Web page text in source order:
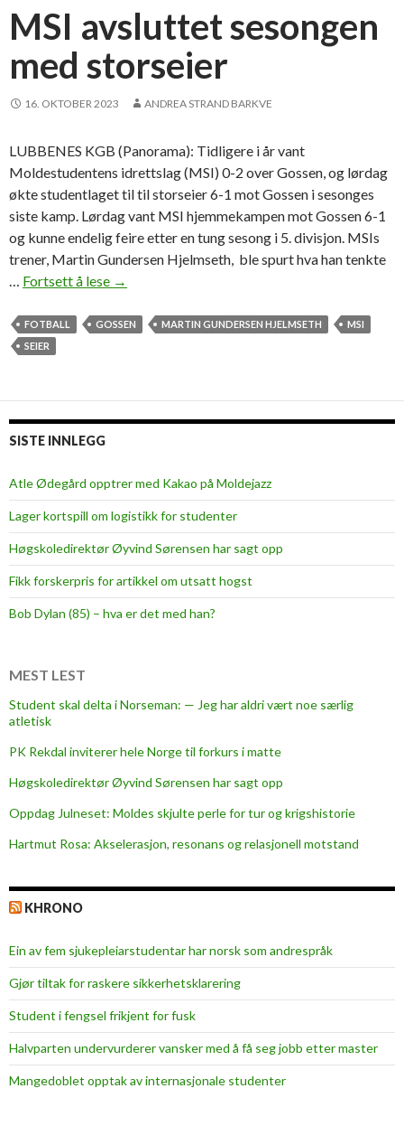
l
a
g
MSI avsluttet sesongen
med storseier
16. OKTOBER 2023 ANDREA STRAND BARKVE
LUBBENES KGB (Panorama): Tidligere i år vant
Moldestudentens idrettslag (MSI) 0-2 over Gossen, og lørdag
økte studentlaget til til storseier 6-1 mot Gossen i sesonges
siste kamp. Lørdag vant MSI hjemmekampen mot Gossen 6-1
og kunne endelig feire etter en tung sesong i 5. divisjon. MSIs
trener, Martin Gundersen Hjelmseth, ble spurt hva han tenkte
… Fortsett å lese M
I
t
e
t
s
e
s
m
d
s
o
r
e
r
→
FOTBALL GOSSEN MARTIN GUNDERSEN HJELMSETH
MSI
SEIER
SISTE INNLEGG
Atle Ødegård opptrer med Kakao på Moldejazz
Lager kortspill om logistikk for studenter
Høgskoledirektør Øyvind Sørensen har sagt opp
Fikk forskerpris for artikkel om utsatt hogst
Bob Dylan (85) – hva er det med han?
MEST LEST
Student skal delta i Norseman: — Jeg har aldri vært noe særlig
atletisk
PK Rekdal inviterer hele Norge til forkurs i matte
Høgskoledirektør Øyvind Sørensen har sagt opp
Oppdag Julneset: Moldes skjulte perle for tur og krigshistorie
Hartmut Rosa: Akselerasjon, resonans og relasjonell motstand
KHRONO
Ein av fem sjukepleiar­studentar har norsk som andrespråk
Gjør tiltak for raskere sikkerhets­klarering
Student i fengsel frikjent for fusk
Halvparten undervurderer vansker med å få seg jobb etter master
Mangedoblet opptak av internasjonale studenter